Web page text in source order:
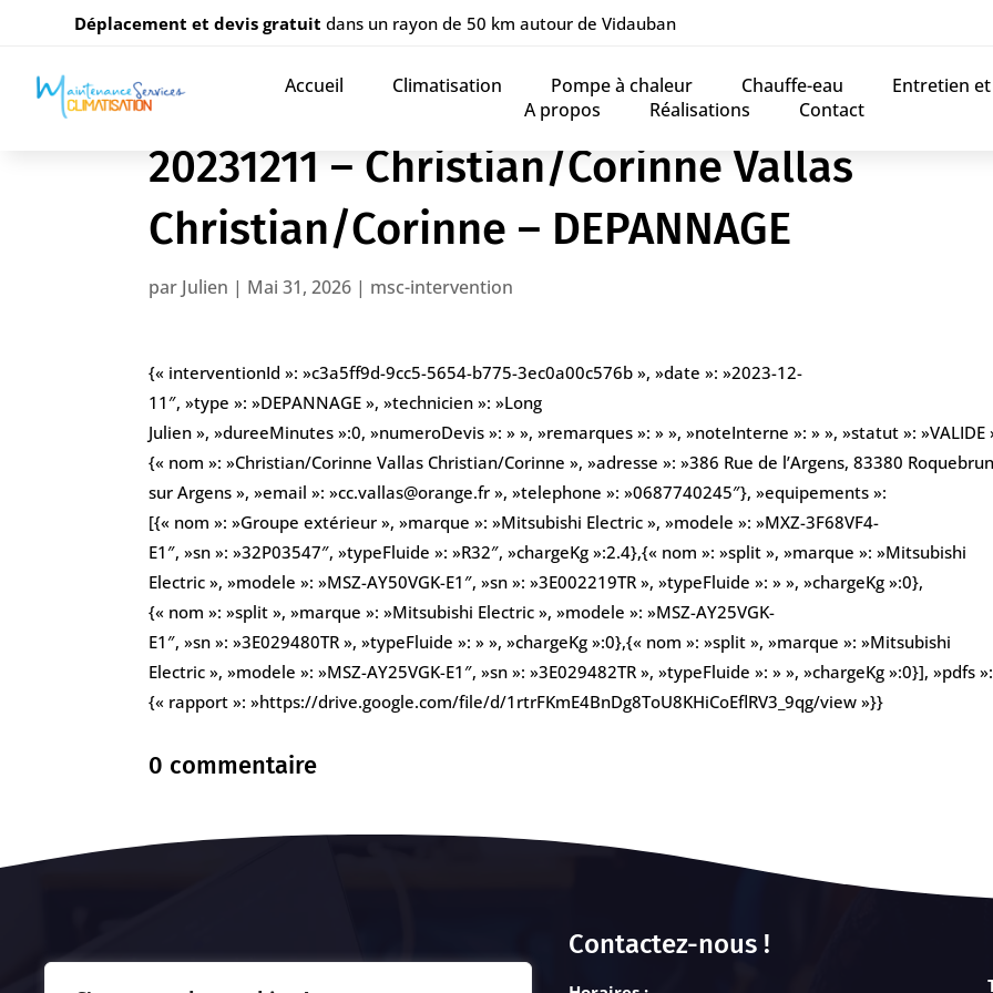
Déplacement et devis gratuitdans un rayon de 50 km autour de Vidauban
Accueil Climatisation Pompe à chaleur Chauffe-eau
Entretien
A propos
Réalisations Contact
20231211 – Christian/Corinne Vallas
Christian/Corinne – DEPANNAGE
par Julien | Mai 31, 2026 | msc-intervention
{« interventionId »: »c3a5ff9d-9cc5-5654-b775-3ec0a00c576b », »date »: »2023-12-
11″, »type »: »DEPANNAGE », »technicien »: »Long
Julien », »dureeMinutes »:0, »numeroDevis »: » », »remarques »: » », »noteInterne »: » », »statut »: »VALIDE
{« nom »: »Christian/Corinne Vallas Christian/Corinne », »adresse »: »386 Rue de l’Argens, 83380
sur Argens », »email »: »cc.vallas@orange.fr », »telephone »: »0687740245″}, »equipements »:
[{« nom »: »Groupe extérieur », »marque »: »Mitsubishi Electric », »modele »: »MXZ-3F68VF4-
E1″, »sn »: »32P03547″, »typeFluide »: »R32″, »chargeKg »:2.4},{« nom »: »split », »marque »: »Mitsubishi
Electric », »modele »: »MSZ-AY50VGK-E1″, »sn »: »3E002219TR », »typeFluide »: » », »chargeKg »:0},
{« nom »: »split », »marque »: »Mitsubishi Electric », »modele »: »MSZ-AY25VGK-
E1″, »sn »: »3E029480TR », »typeFluide »: » », »chargeKg »:0},{« nom »: »split », »marque »: »Mitsubishi
Electric », »modele »: »MSZ-AY25VGK-E1″, »sn »: »3E029482TR », »typeFluide »: » », »chargeKg »:0}], »pdfs »:
{« rapport »: »https://drive.google.com/file/d/1rtrFKmE4BnDg8ToU8KHiCoEflRV3_9qg/view »}}
0 commentaire
Contactez-nous !